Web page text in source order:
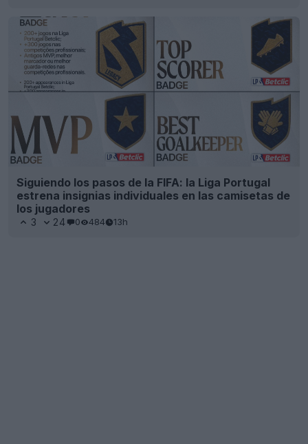
Siguiendo los pasos de la FIFA: la Liga Portugal
estrena insignias individuales en las camisetas de
los jugadores
3 24 0 484 13h